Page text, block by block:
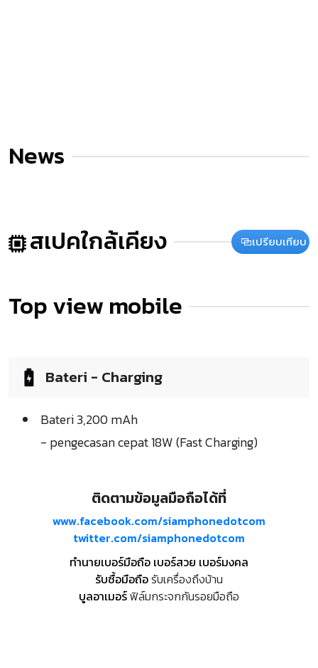
News
สเปคใกล้เคียง เปรียบเทียบ
Top view mobile
Bateri - Charging
Bateri 3,200 mAh
- pengecasan cepat 18W (Fast Charging)
ติดตามข้อมูลมือถือได้ที่
www.facebook.com/siamphonedotcom
twitter.com/siamphonedotcom
ทำนายเบอร์มือถือ เบอร์สวย เบอร์มงคล
รับซื้อมือถือรับเครื่องถึงบ้าน
บูลอาเมอร์ฟิล์มกระจกกันรอยมือถือ